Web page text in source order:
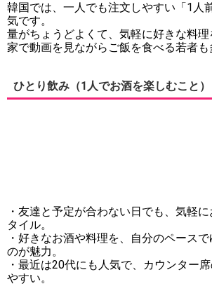
韓国では、一人でも注文しやすい「1人
気です。
量がちょうどよくて、気軽に好きな料理
家で動画を見ながらご飯を食べる若者も
ひとり飲み（1人でお酒を楽しむこと）
・友達と予定が合わない日でも、気軽
タイル。
・好きなお酒や料理を、自分のペース
のが魅力。
・最近は20代にも人気で、カウンター
やすい。